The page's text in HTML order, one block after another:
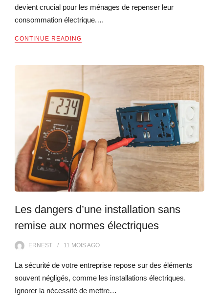
devient crucial pour les ménages de repenser leur
consommation électrique.…
CONTINUE READING
Les dangers d’une installation sans
remise aux normes électriques
ERNEST 11 MOISAGO
La sécurité de votre entreprise repose sur des éléments
souvent négligés, comme les installations électriques.
Ignorer la nécessité de mettre…